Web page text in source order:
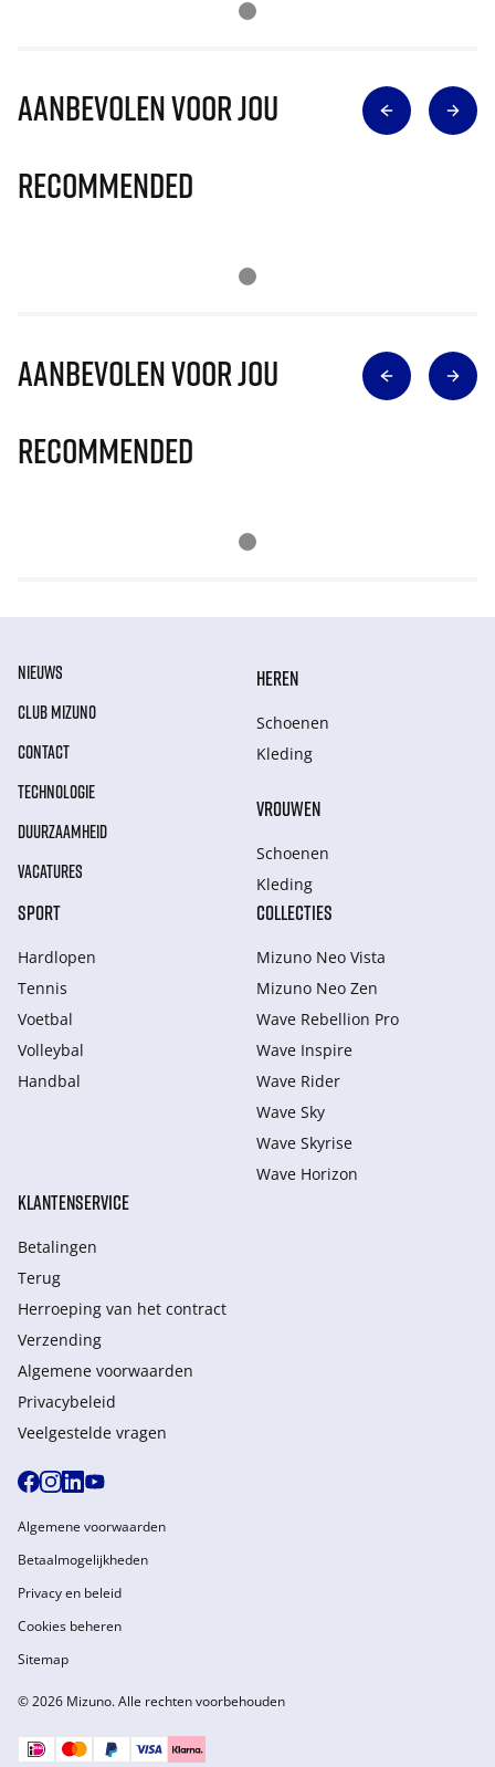
Aanbevolen voor jou
Recommended
Aanbevolen voor jou
Recommended
NIEUWS
CLUB MIZUNO
CONTACT
TECHNOLOGIE
DUURZAAMHEID
VACATURES
HEREN
Schoenen
Kleding
VROUWEN
Schoenen
Kleding
SPORT
Hardlopen
Tennis
Voetbal
Volleybal
Handbal
COLLECTIES
Mizuno Neo Vista
Mizuno Neo Zen
Wave Rebellion Pro
Wave Inspire
Wave Rider
Wave Sky
Wave Skyrise
Wave Horizon
KLANTENSERVICE
Betalingen
Terug
Herroeping van het contract
Verzending
Algemene voorwaarden
Privacybeleid
Veelgestelde vragen
© 2026 Mizuno. Alle rechten voorbehouden
Algemene voorwaarden
Betaalmogelijkheden
Privacy en beleid
Cookies beheren
Sitemap